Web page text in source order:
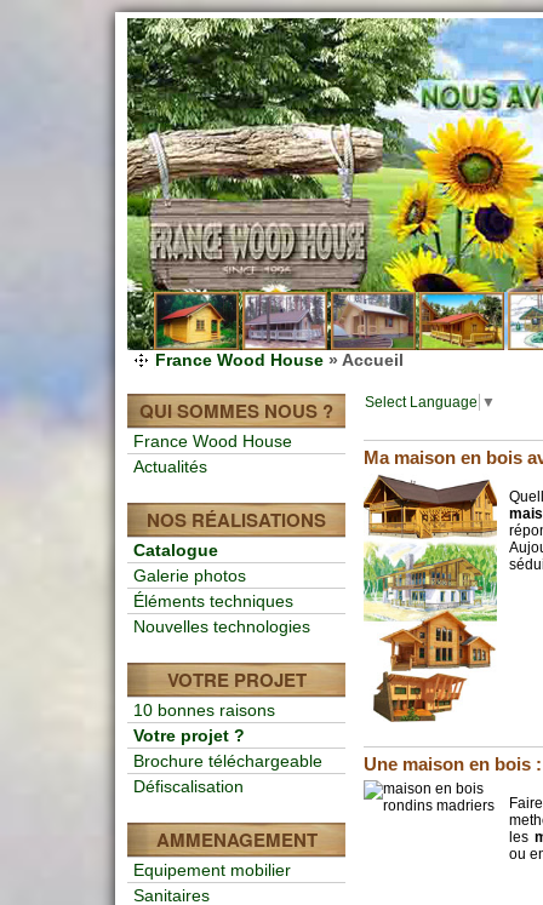
France Wood House » Accueil
QUI SOMMES NOUS ?
France Wood House
Actualités
NOS RÉALISATIONS
Catalogue
Galerie photos
Éléments techniques
Nouvelles technologies
VOTRE PROJET
10 bonnes raisons
Votre projet ?
Brochure téléchargeable
Défiscalisation
AMMENAGEMENT
Equipement mobilier
Sanitaires
Select Language ▼
Ma maison en bois
Une maison en bois
les
ou